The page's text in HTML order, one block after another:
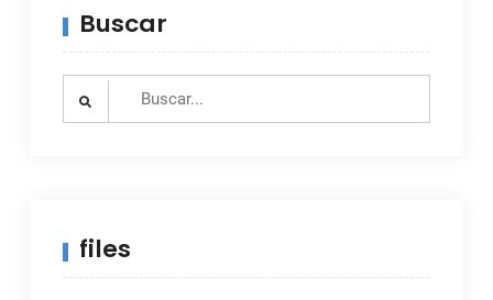
Buscar
Search
files